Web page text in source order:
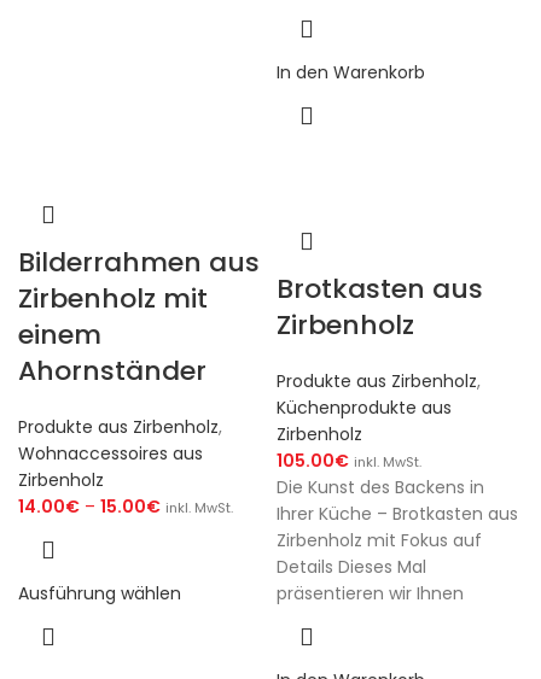
In den Warenkorb
Bilderrahmen aus
Zirbenholz mit
einem
Ahornständer
Produkte aus Zirbenholz,
Wohnaccessoires aus
Zirbenholz
14.00€ – 15.00€ inkl. MwSt.
Ausführung wählen
Brotkasten aus
Zirbenholz
Produkte aus Zirbenholz,
Küchenprodukte aus
Zirbenholz
105.00€ inkl. MwSt.
Die Kunst des Backens in
Ihrer Küche – Brotkasten aus
Zirbenholz mit Fokus auf
Details Dieses Mal
präsentieren wir Ihnen